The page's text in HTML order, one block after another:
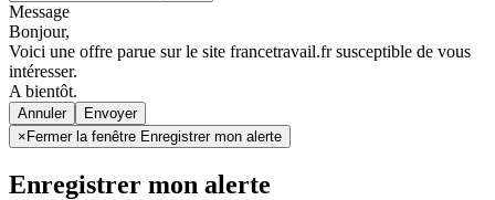
Message
Bonjour,
Voici une offre parue sur le site francetravail.fr susceptible de vous
intéresser.
A bientôt.
Annuler
× Fermer la fenêtre Enregistrer mon alerte
Enregistrer mon alerte